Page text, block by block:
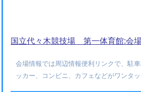
国立代々木競技場 第一体育館:会
会場情報では周辺情報便利リンクで、駐
ッカー、コンビニ、カフェなどがワンタッ